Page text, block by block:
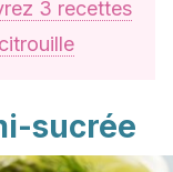
3 recettes
sucrée